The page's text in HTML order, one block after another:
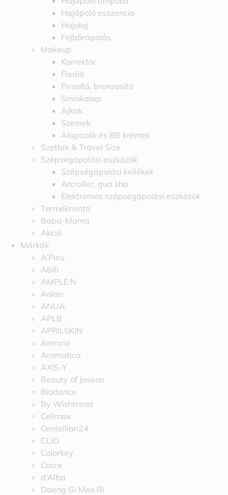
Hajápoló esszencia
Hajolaj
Fejbőrápolás
Makeup
Korrektor
Fixáló
Pirosító, bronzosító
Sminkalap
Ajkak
Szemek
Alapozók és BB krémek
Szettek & Travel Size
Szépségápolási eszközök
Szépségápolási kellékek
Arcroller, gua sha
Elektromos szépségápolási eszközök
Termékminta
Baba-Mama
Akció
Márkák
A’Pieu
Abib
AMPLE:N
Anlan
ANUA
APLB
APRILSKIN
Arencia
Aromatica
AXIS-Y
Beauty of Joseon
Biodance
By Wishtrend
Celimax
Centellian24
CLIO
Colorkey
Cosrx
d’Alba
Daeng Gi Meo Ri